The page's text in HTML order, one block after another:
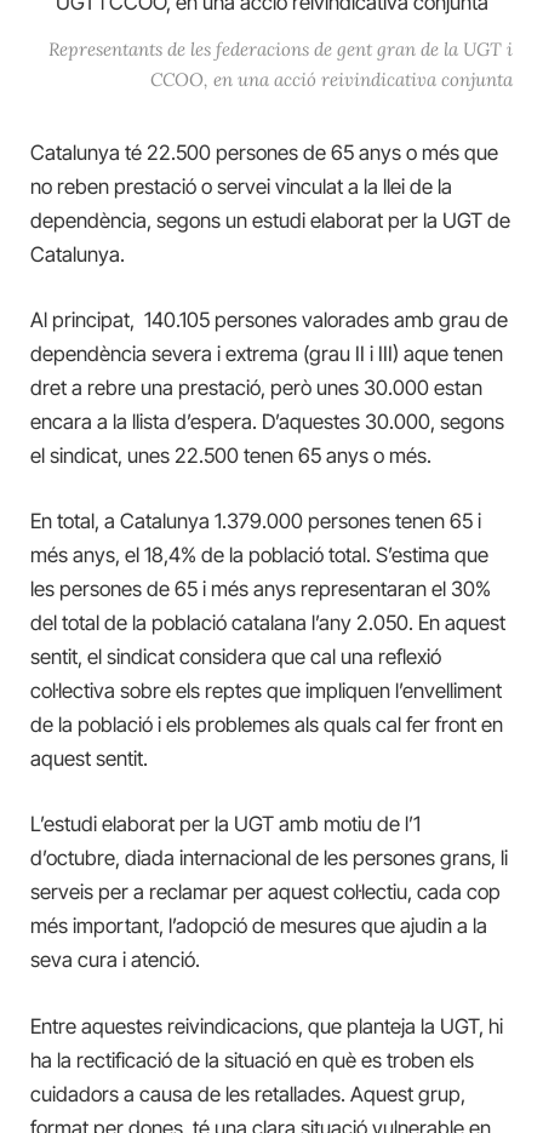
Representants de les federacions de gent gran de la UGT i
CCOO, en una acció reivindicativa conjunta
Catalunya té 22.500 persones de 65 anys o més que
no reben prestació o servei vinculat a la llei de la
dependència, segons un estudi elaborat per la UGT de
Catalunya.
Al principat, 140.105 persones valorades amb grau de
dependència severa i extrema (grau II i III) aque tenen
dret a rebre una prestació, però unes 30.000 estan
encara a la llista d’espera. D’aquestes 30.000, segons
el sindicat, unes 22.500 tenen 65 anys o més.
En total, a Catalunya 1.379.000 persones tenen 65 i
més anys, el 18,4% de la població total. S’estima que
les persones de 65 i més anys representaran el 30%
del total de la població catalana l’any 2.050. En aquest
sentit, el sindicat considera que cal una reflexió
col·lectiva sobre els reptes que impliquen l’envelliment
de la població i els problemes als quals cal fer front en
aquest sentit.
L’estudi elaborat per la UGT amb motiu de l’1
d’octubre, diada internacional de les persones grans, li
serveis per a reclamar per aquest col·lectiu, cada cop
més important, l’adopció de mesures que ajudin a la
seva cura i atenció.
Entre aquestes reivindicacions, que planteja la UGT, hi
ha la rectificació de la situació en què es troben els
cuidadors a causa de les retallades. Aquest grup,
format per dones, té una clara situació vulnerable en